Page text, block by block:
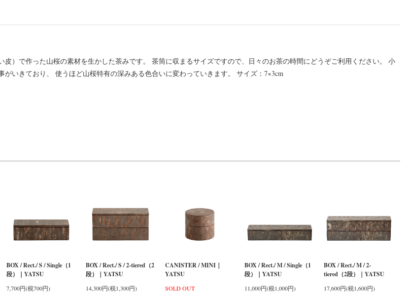
皮）で作った山桜の素材を生かした茶みです。 茶筒に収まるサイズですので、日々のお茶の時間にどうぞご利用ください。 小
がいきており、 使うほど山桜特有の深みある色合いに変わっていきます。 サイズ：7×3cm
BOX / Rect./ S / Single（1
段）｜YATSU
7,700円(税700円)
BOX / Rect./ S / 2-tiered（2
段）｜YATSU
14,300円(税1,300円)
CANISTER / MINI｜
YATSU
SOLD OUT
BOX / Rect./ M / Single（1
段）｜YATSU
11,000円(税1,000円)
BOX / Rect./ M / 2-
tiered（2段）｜YATSU
17,600円(税1,600円)